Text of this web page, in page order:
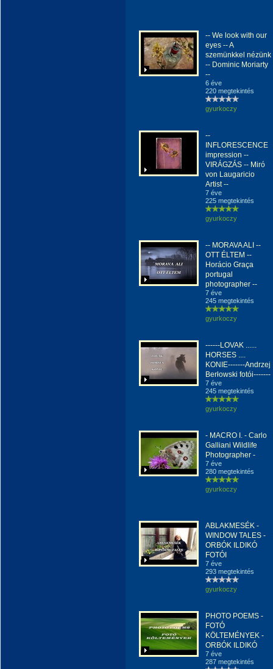
-- We look with our
eyes -- A
szemünkkel nézünk
-- Dominic Moriarty
--
6 éve
220 megtekintés
gyurkoczy
--
INFLORESCENCE
impression --
VIRÁGZÁS -- Miró
von Laugaricio
Artist --
7 éve
225 megtekintés
gyurkoczy
-- MORAVA ALI --
OTT ÉLTEM --
Horácio Graça
portugal
photographer --
7 éve
245 megtekintés
gyurkoczy
------LOVAK ......
HORSES ....
KONIE-------Andrzej
Berłowski fotói-------
7 éve
245 megtekintés
gyurkoczy
- MACRO I. - Carlo
Galliani Wildlife
Photographer -
7 éve
280 megtekintés
gyurkoczy
ABLAKMESÉK -
WINDOW TALES -
ORBÓK ILDIKÓ
FOTÓI
7 éve
293 megtekintés
gyurkoczy
PHOTO POEMS -
FOTÓ
KÖLTEMÉNYEK -
ORBÓK ILDIKÓ
7 éve
287 megtekintés